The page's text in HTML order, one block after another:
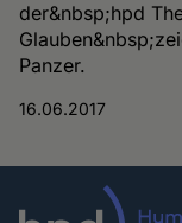
der&nbsp;hpd
Panzer.
16.06.2017